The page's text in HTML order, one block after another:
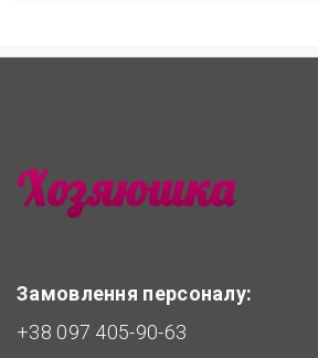
Замовлення персоналу:
+38 097 405-90-63